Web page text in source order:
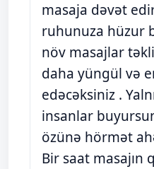
masaja dəvət
ruhunuza hüzur
növ masajlar
daha yüngül və
edəcəksiniz .
insanlar
özünə hörmət
Bir saat masajın